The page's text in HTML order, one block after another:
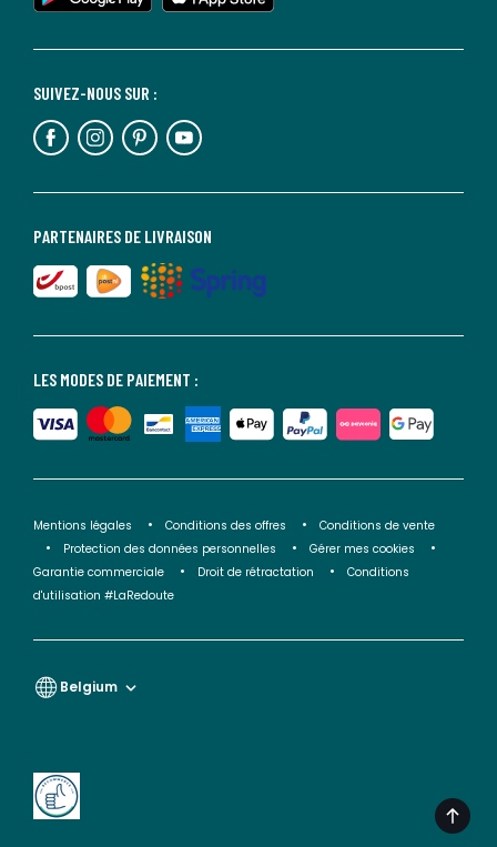
LES MODES DE PAIEMENT :
PARTENAIRES DE LIVRAISON
SUIVEZ-NOUS SUR :
Mentions légales Conditions des offres
Conditions de vente
Protection des données personnelles
Gérer mes cookies
Garantie commerciale
Droit de rétractation
Conditions
d'utilisation #LaRedoute
Belgium